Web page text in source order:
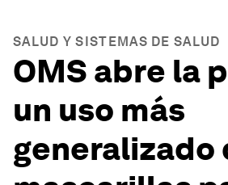
SALUD Y SISTEMAS DE SALUD
OMS abre la
un uso más
generalizado